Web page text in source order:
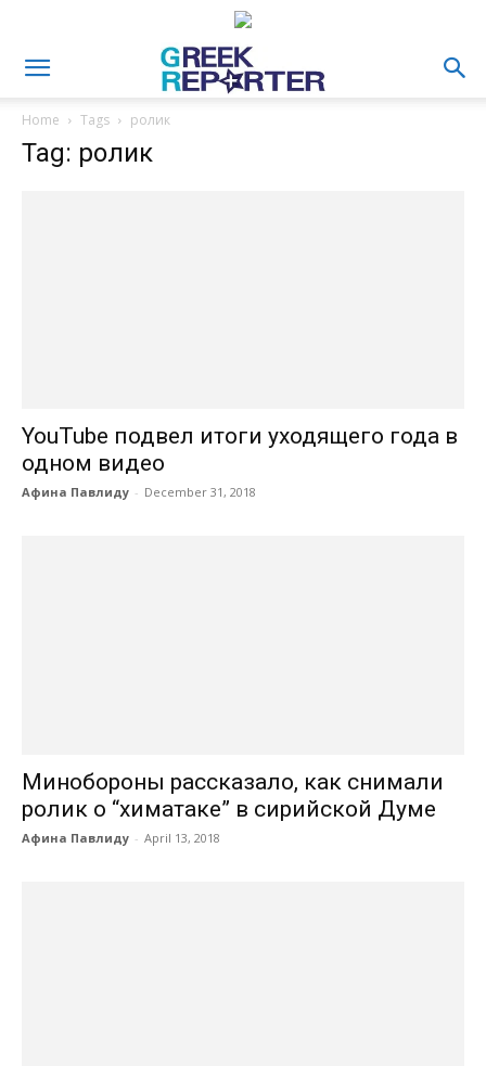
Home Tags ролик
Tag: ролик
YouTube подвел итоги уходящего года в
одном видео
Афина Павлиду - December 31, 2018
Минобороны рассказало, как снимали
ролик о “химатаке” в сирийской Думе
Афина Павлиду - April 13, 2018